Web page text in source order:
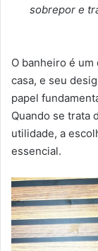
sobrepor e
O banheiro é
casa, e seu
papel
Quando se trata
utilidade, a
essencial.